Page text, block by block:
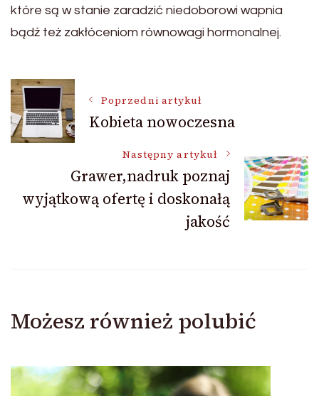
które są w stanie zaradzić niedoborowi wapnia
bądź też zakłóceniom równowagi hormonalnej.
Nawigacja
wpisu
Poprzedni artykuł
Kobieta nowoczesna
Następny artykuł
Grawer,nadruk poznaj
wyjątkową ofertę i doskonałą
jakość
Możesz również polubić